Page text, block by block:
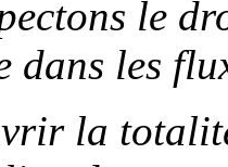
le
dans les
la